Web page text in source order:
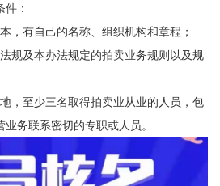
：
，有自己的名称、组织机构和章程；
规及本办法规定的拍卖业务规则以及规
，至少三名取得拍卖业从业的人员，包
务联系密切的专职或人员。